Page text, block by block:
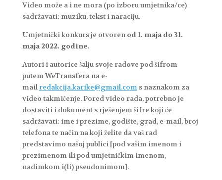
Video može a i ne mora (po izboru umjetnika/ce)
sadržavati: muziku, tekst i naraciju.
Umjetnički konkurs je otvoren od 1. maja do 31.
maja 2022. godine.
Autori i autorice šalju svoje radove pod šifrom
putem WeTransfera na e-
mailredakcija.karike@gmail.coms naznakom za
video takmičenje. Pored video rada, potrebno je
dostaviti i dokument s rješenjem šifre koji će
sadržavati: ime i prezime, godište, grad, e-mail, broj
telefona te način na koji želite da vaš rad
predstavimo našoj publici [pod vašim imenom i
prezimenom ili pod umjetničkim imenom,
nadimkom i(li) pseudonimom].